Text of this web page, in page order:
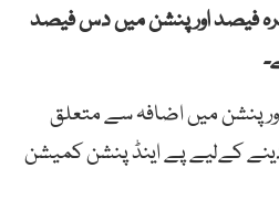
فیصد اور پنشن میں دس فیصد
پنشن میں اضافہ سے متعلق
کےلیے پے اینڈ پنشن کمیشن